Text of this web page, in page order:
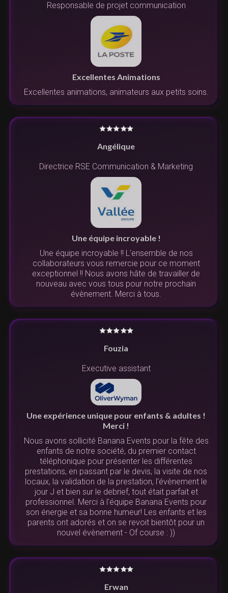
Responsable de projet communication
Excellentes Animations
Excellentes animations, animateurs aux petits soins.
Angélique
Directrice RSE Communication & Marketing
Une équipe incroyable !
Une équipe incroyable !! L'ensemble de nos
collaborateurs vous remercie pour ce moment
exceptionnel !! Nous avons hâte de travailler de
nouveau avec vous tous pour notre prochain
évènement. Merci à tous.
Fouzia
Executive assistant
Une expérience unique pour enfants & adultes !
Merci !
Nous avons sollicité Banana Events pour la fête des
enfants de notre société, du premier contact
téléphonique pour présenter les différentes
prestations, en passant par le devis, la visite de nos
locaux, la validation de la prestation, l'évènement le
jour J et bien sur le debrief, tout était parfait et
professionnel. Merci à l'équipe Banana Events pour
son énergie et sa bonne humeur! Les enfants et les
parents ont adorés et on se revoit bientôt pour un
nouvel évènement - Of course : ))
Erwan